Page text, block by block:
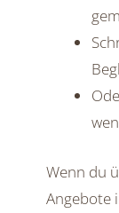
Wenn du
Angebote